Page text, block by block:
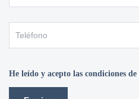
He leído y acepto las condiciones